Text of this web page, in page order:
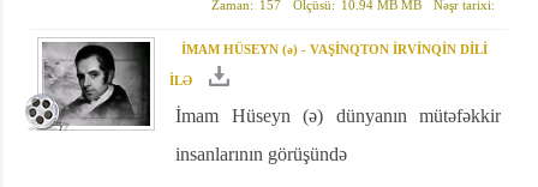
Nəşr tarixi:
10.94 MB MB
Ölçüsü:
157
Zaman:
İMAM HÜSEYN (ə) - VAŞİNQTON İRVİNQİN DİLİ
İLƏ
İmam Hüseyn (ə) dünyanın mütəfəkkir
insanlarının görüşündə